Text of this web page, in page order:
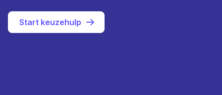
Start keuzehulp